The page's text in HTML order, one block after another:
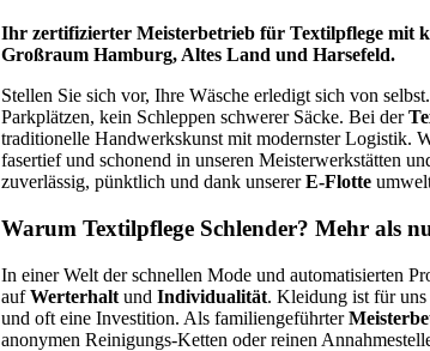
Ihr zertifizierter Meisterbetrieb für Textilpflege mit
Großraum Hamburg, Altes Land und Harsefeld.
Stellen Sie sich vor, Ihre Wäsche erledigt sich von
Parkplätzen, kein Schleppen schwerer Säcke. Bei der
traditionelle Handwerkskunst mit modernster Logistik.
fasertief und schonend in unseren Meisterwerkstätten
zuverlässig, pünktlich und dank unsererE-Flotte
Warum Textilpflege Schlender? Mehr als
In einer Welt der schnellen Mode und automatisierten
aufWerterhaltund Individualität. Kleidung ist für
und oft eine Investition. Als familiengeführter
anonymen Reinigungs-Ketten oder reinen